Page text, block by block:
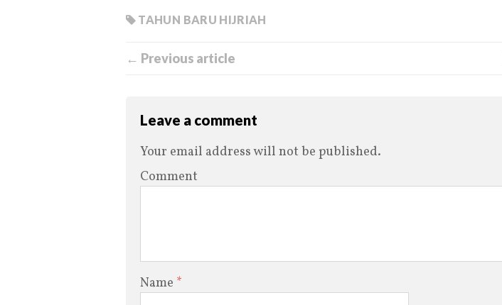
TAHUN BARU HIJRIAH
← Previous article
Leave a comment
Your email address will not be published.
Comment
Name *